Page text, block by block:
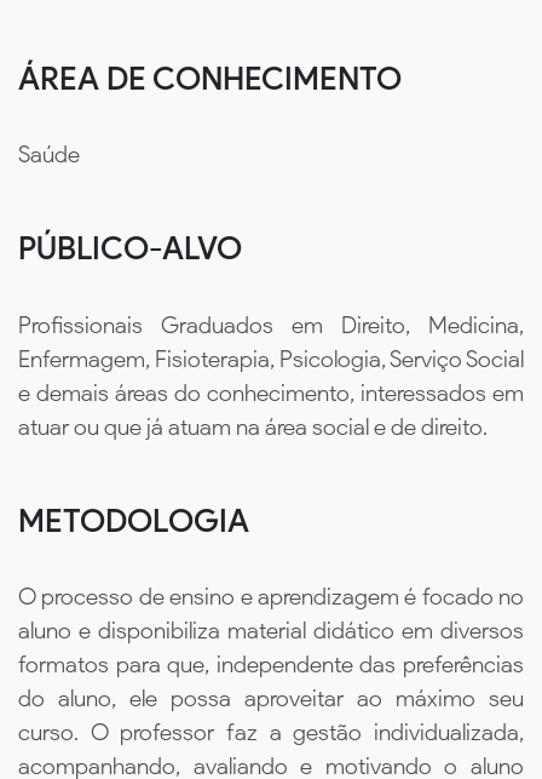
ÁREA DE CONHECIMENTO
Saúde
PÚBLICO-ALVO
Profissionais Graduados em Direito, Medicina,
Enfermagem, Fisioterapia, Psicologia, Serviço Social
e demais áreas do conhecimento, interessados em
atuar ou que já atuam na área social e de direito.
METODOLOGIA
O processo de ensino e aprendizagem é focado no
aluno e disponibiliza material didático em diversos
formatos para que, independente das preferências
do aluno, ele possa aproveitar ao máximo seu
curso. O professor faz a gestão individualizada,
acompanhando, avaliando e motivando o aluno